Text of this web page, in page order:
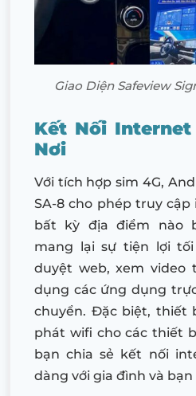
Giao Diện Safeview
Kết Nối
Nơi
Với tích hợp sim 4G,
SA-8 cho phép truy
bất kỳ địa điểm nào
mang lại sự tiện lợi
duyệt web, xem video
dụng các ứng dụng
chuyển. Đặc biệt, thiết
phát wifi cho các thiết
bạn chia sẻ kết nối
dàng với gia đình và bạn